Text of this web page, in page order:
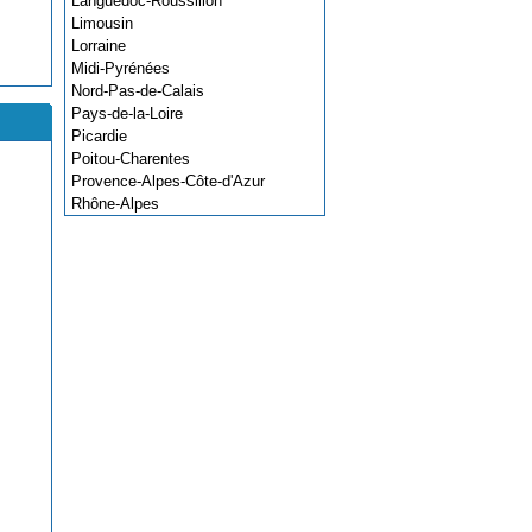
Limousin
Lorraine
Midi-Pyrénées
Nord-Pas-de-Calais
Pays-de-la-Loire
Picardie
Poitou-Charentes
Provence-Alpes-Côte-d'Azur
Rhône-Alpes